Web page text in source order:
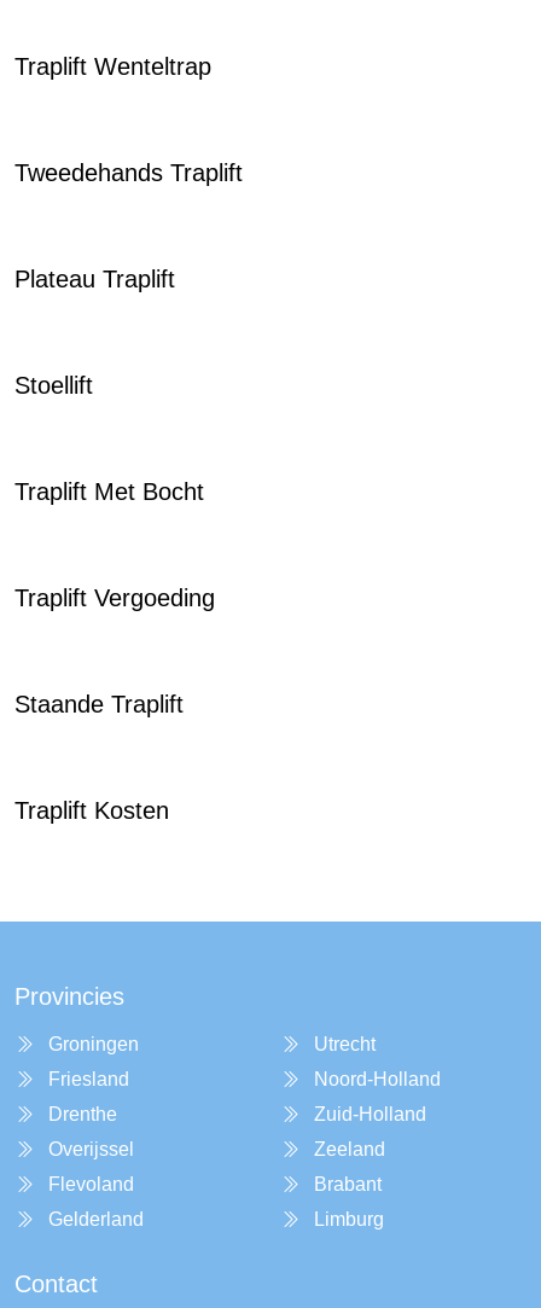
Traplift Wenteltrap
Tweedehands Traplift
Plateau Traplift
Stoellift
Traplift Met Bocht
Traplift Vergoeding
Staande Traplift
Traplift Kosten
Provincies
Groningen
Friesland
Drenthe
Overijssel
Flevoland
Gelderland
Utrecht
Noord-Holland
Zuid-Holland
Zeeland
Brabant
Limburg
Contact